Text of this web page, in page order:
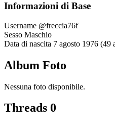
Informazioni di Base
Username @freccia76f
Sesso Maschio
Data di nascita 7 agosto 1976 (49
Album Foto
Nessuna foto disponibile.
Threads 0